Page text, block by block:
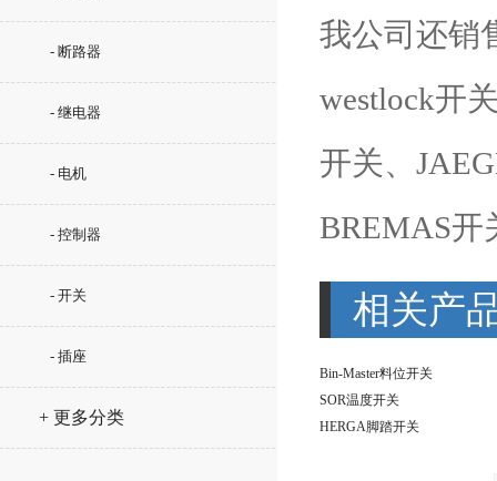
- 断路器
- 继电器
- 电机
- 控制器
- 开关
- 插座
+ 更多分类
我公司还销
westlock开
开关、
BREMAS开
相关产
Bin-Master料位开关
SOR温度开关
HERGA脚踏开关